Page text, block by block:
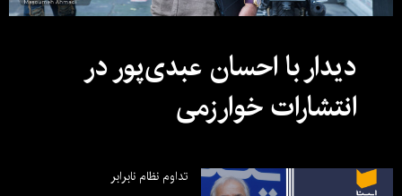
دیدار با احسان عبدی‌پور در
انتشارات خوارزمی
تداوم نظام نابرابر